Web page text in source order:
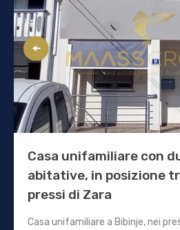
Casa unifamiliare con
abitative, in posizione
pressi di Zara
Casa unifamiliare a Bibinje, nei